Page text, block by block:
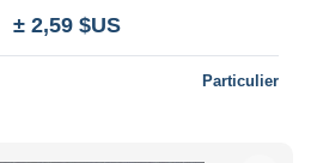
± 2,59 $US
Particulier